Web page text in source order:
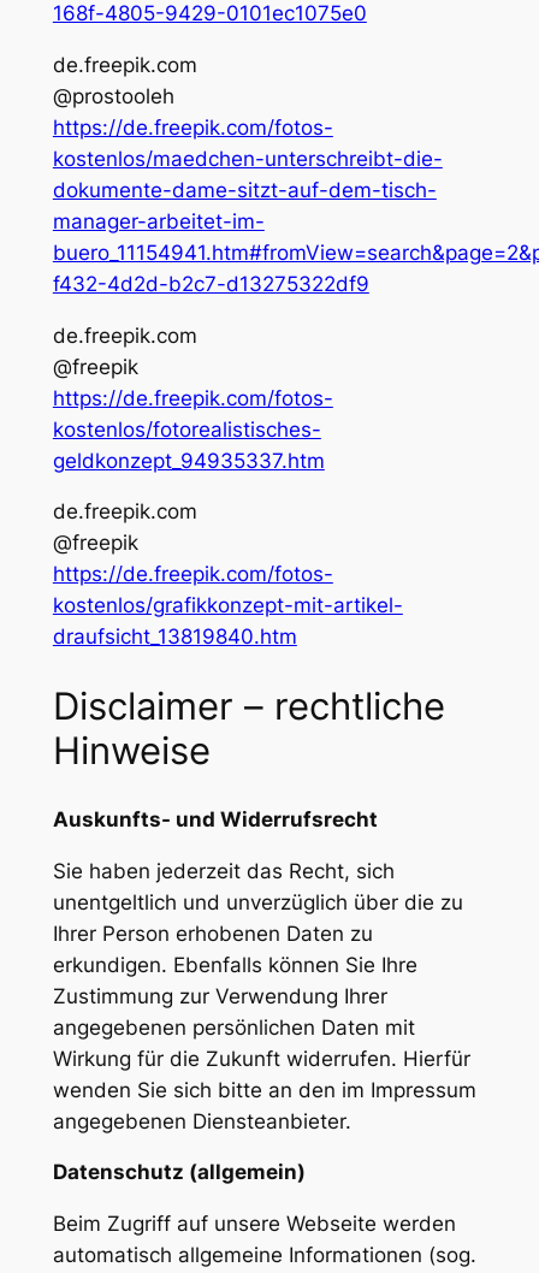
168f-4805-9429-0101ec1075e0
de.freepik.com
@prostooleh
https://de.freepik.com/fotos-
kostenlos/maedchen-unterschreibt-die-
dokumente-dame-sitzt-auf-dem-tisch-
manager-arbeitet-im-
f432-4d2d-b2c7-d13275322df9
de.freepik.com
@freepik
https://de.freepik.com/fotos-
kostenlos/fotorealistisches-
geldkonzept_94935337.htm
de.freepik.com
@freepik
https://de.freepik.com/fotos-
kostenlos/grafikkonzept-mit-artikel-
draufsicht_13819840.htm
Disclaimer – rechtliche
Hinweise
Auskunfts- und Widerrufsrecht
Sie haben jederzeit das Recht, sich
unentgeltlich und unverzüglich über die zu
Ihrer Person erhobenen Daten zu
erkundigen. Ebenfalls können Sie Ihre
Zustimmung zur Verwendung Ihrer
angegebenen persönlichen Daten mit
Wirkung für die Zukunft widerrufen. Hierfür
wenden Sie sich bitte an den im Impressum
angegebenen Diensteanbieter.
Datenschutz (allgemein)
Beim Zugriff auf unsere Webseite werden
automatisch allgemeine Informationen (sog.